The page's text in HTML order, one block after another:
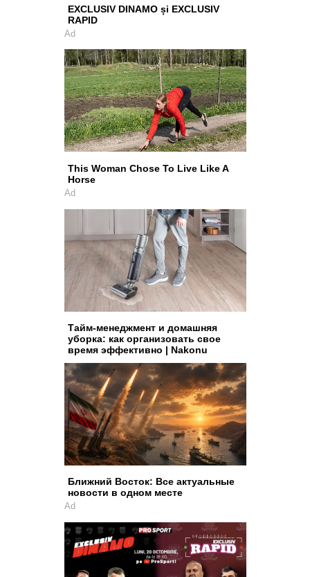
EXCLUSIV DINAMO și EXCLUSIV
RAPID
Ad
This Woman Chose To Live Like A
Horse
Ad
Тайм-менеджмент и домашняя
уборка: как организовать свое
время эффективно | Nakonu
Ближний Восток: Все актуальные
новости в одном месте
Ad